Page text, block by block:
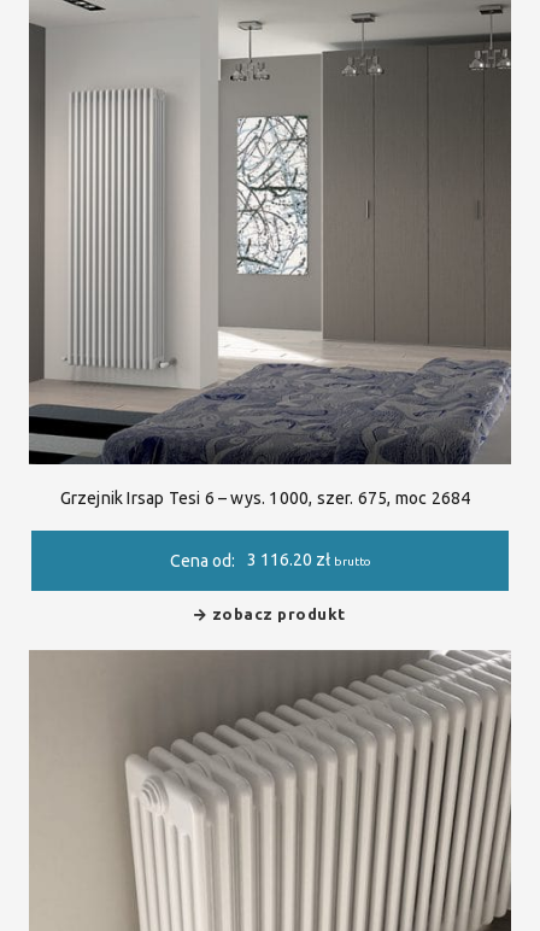
Grzejnik Irsap Tesi 6 – wys. 1000, szer. 675, moc 2684
Cena od: 3 116.20 zł brutto
zobacz produkt